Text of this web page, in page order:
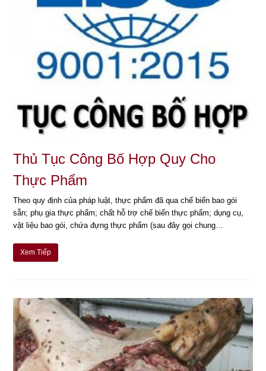
Thủ Tục Công Bố Hợp Quy Cho
Thực Phẩm
Theo quy định của pháp luật, thực phẩm đã qua chế biến bao gói
sẵn; phụ gia thực phẩm; chất hỗ trợ chế biến thực phẩm; dụng cụ,
vật liệu bao gói, chứa đựng thực phẩm (sau đây gọi chung…
Xem Tiếp